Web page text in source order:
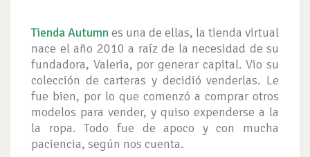
Tienda Autumnes una de ellas, la tienda virtual
nace el año 2010 a raíz de la necesidad de su
fundadora, Valeria, por generar capital. Vio su
colección de carteras y decidió venderlas. Le
fue bien, por lo que comenzó a comprar otros
modelos para vender, y quiso expenderse a la
la ropa. Todo fue de apoco y con mucha
paciencia, según nos cuenta.